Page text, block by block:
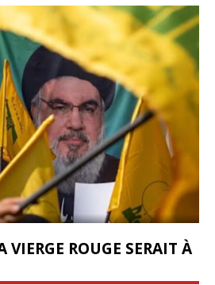
VIERGE ROUGE SERAIT À